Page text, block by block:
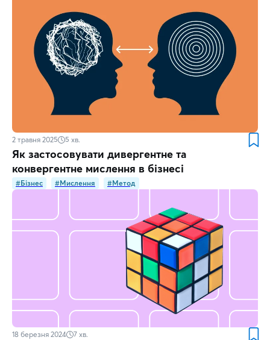
2 травня 2025 5 хв.
Як застосовувати дивергентне та
конвергентне мислення в бізнесі
#Бізнес #Мислення #Метод
18 березня 2024 7 хв.